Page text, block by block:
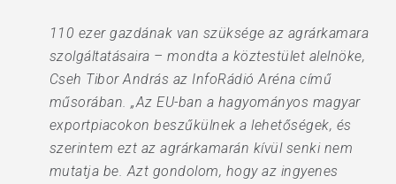
110 ezer gazdának van szüksége az agrárkamara
szolgáltatásaira – mondta a köztestület alelnöke,
Cseh Tibor András az InfoRádió Aréna című
műsorában. „Az EU-ban a hagyományos magyar
exportpiacokon beszűkülnek a lehetőségek, és
szerintem ezt az agrárkamarán kívül senki nem
mutatja be. Azt gondolom, hogy az ingyenes